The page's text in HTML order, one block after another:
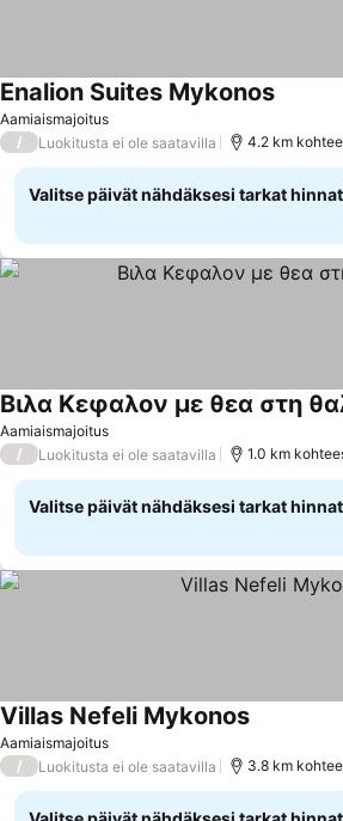
Aamiaismajoitus
Enalion Suites MykonosKatso
/ Luokitusta ei ole saatavilla 4.2 km
Valitse päivät nähdäksesi tarkat hinnat
Aamiaismajoitus
Βιλα Κεφαλον με θεα στη
/ Luokitusta ei ole saatavilla 1.0 km
Valitse päivät nähdäksesi tarkat hinnat
Aamiaismajoitus
Villas Nefeli MykonosKatso
/ Luokitusta ei ole saatavilla 3.8 km